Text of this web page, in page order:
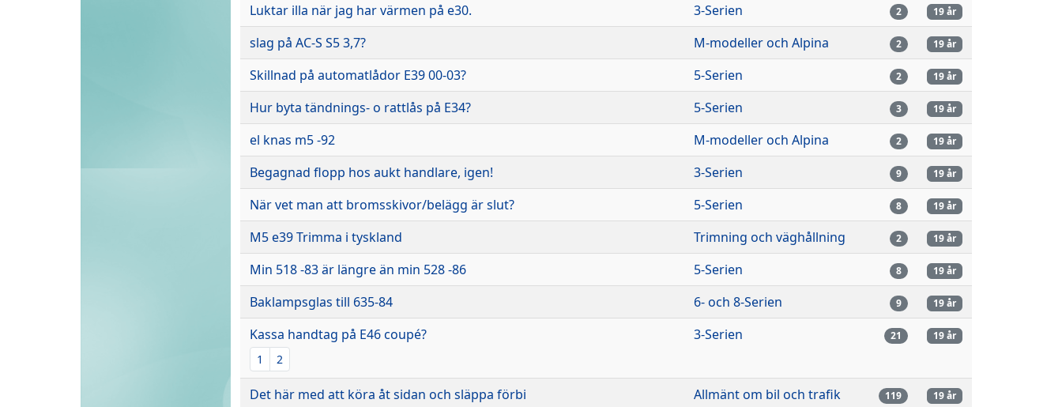
Luktar illa när jag har värmen på e30. 3-Serien 2 19 år
slag på AC-S S5 3,7? M-modeller och Alpina 2 19 år
Skillnad på automatlådor E39 00-03? 5-Serien 2 19 år
Hur byta tändnings- o rattlås på E34? 5-Serien 3 19 år
el knas m5 -92 M-modeller och Alpina 2 19 år
Begagnad flopp hos aukt handlare, igen! 3-Serien 9 19 år
När vet man att bromsskivor/belägg är slut? 5-Serien 8 19 år
M5 e39 Trimma i tyskland Trimning och väghållning 2 19 år
Min 518 -83 är längre än min 528 -86 5-Serien 8 19 år
Baklampsglas till 635-84 6- och 8-Serien 9 19 år
Kassa handtag på E46 coupé?
1 2
3-Serien 21 19 år
Det här med att köra åt sidan och släppa förbi Allmänt om bil och trafik 119 19 år